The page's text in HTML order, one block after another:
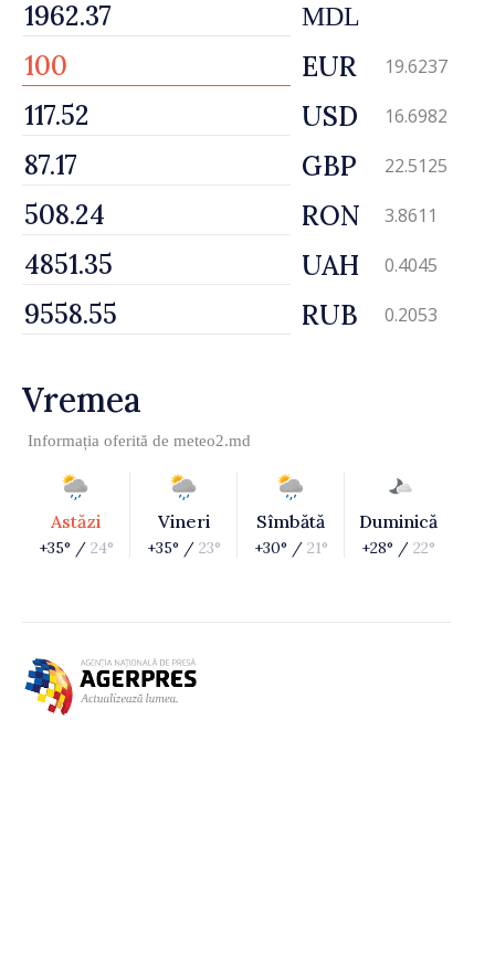
MDL
EUR 19.6237
USD 16.6982
GBP 22.5125
RON 3.8611
UAH 0.4045
RUB 0.2053
Vremea
Informația oferită de meteo2.md
Astăzi
+35° / 24°
Vineri
+35° / 23°
Sîmbătă
+30° / 21°
Duminică
+28° / 22°